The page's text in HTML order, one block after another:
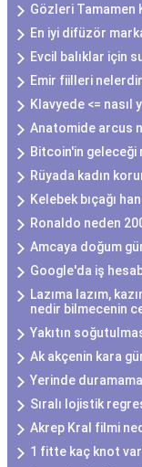
Gözleri Tamamen
En iyi difüzör
Evcil balıklar için
Emir fiilleri
Klavyede <= nasıl
Anatomide arcus
Bitcoin'in geleceği
Rüyada kadın
Kelebek bıçağı
Ronaldo neden
Amcaya doğum
Google'da iş
Lazıma lazım,
nedir bilmecenin
Yakıtın
Ak akçenin kara
Yerinde
Sıralı lojistik
Akrep Kral filmi
1 fitte kaç knot